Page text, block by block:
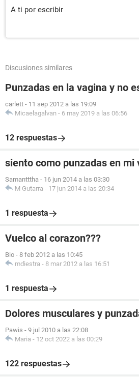
A ti por escribir
Discusiones similares
Punzadas en la vagina y no
carlett - 11 sep 2012 a las 19:09
Micaelagalvan - 6 may 2019 a las 06:56
12 respuestas
siento como punzadas en mi
Samantttha - 16 jun 2014 a las 03:30
M Gutarra - 17 jun 2014 a las 20:34
1 respuesta
Vuelco al corazon???
Bio - 8 feb 2012 a las 10:45
mdiestra - 8 mar 2012 a las 16:51
1 respuesta
Dolores musculares y
Pawis - 9 jul 2010 a las 22:08
Maria - 12 oct 2022 a las 00:29
122 respuestas